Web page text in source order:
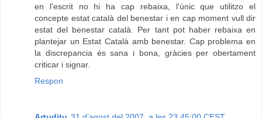
en l'escrit no hi ha cap rebaixa, l'únic que utilitzo el
concepte estat català del benestar i en cap moment vull dir
estat del benestar català. Per tant pot haber rebaixa en
plantejar un Estat Català amb benestar. Cap problema en
la discrepancia és sana i bona, gràcies per obertament
criticar i signar.
Respon